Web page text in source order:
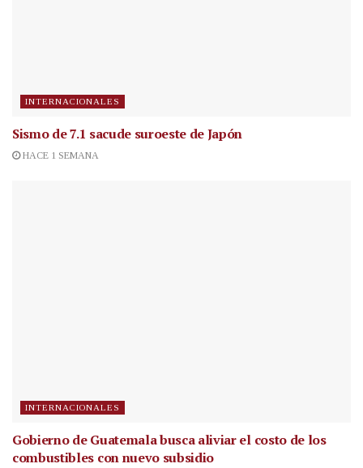
INTERNACIONALES
Sismo de 7.1 sacude suroeste de Japón
HACE 1 SEMANA
INTERNACIONALES
Gobierno de Guatemala busca aliviar el costo de los
combustibles con nuevo subsidio